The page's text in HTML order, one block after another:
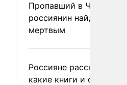
Пропавший в
россиянин найден
мертвым
Россияне рассказали,
какие книги и фильмы